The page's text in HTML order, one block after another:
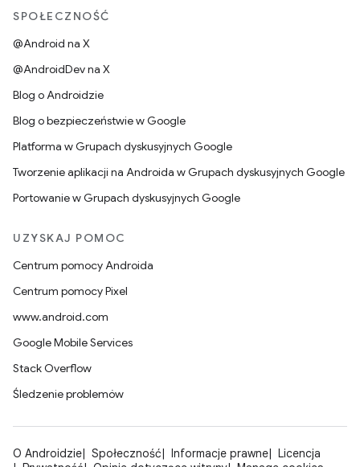
SPOŁECZNOŚĆ
@Android na X
@AndroidDev na X
Blog o Androidzie
Blog o bezpieczeństwie w Google
Platforma w Grupach dyskusyjnych Google
Tworzenie aplikacji na Androida w Grupach dyskusyjnych Google
Portowanie w Grupach dyskusyjnych Google
UZYSKAJ POMOC
Centrum pomocy Androida
Centrum pomocy Pixel
www.android.com
Google Mobile Services
Stack Overflow
Śledzenie problemów
O Androidzie Społeczność Informacje prawne
Licencja